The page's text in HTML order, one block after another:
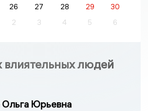
26 27 28 29
30
2 3 4 5 6
влиятельных людей
Ольга Юрьевна